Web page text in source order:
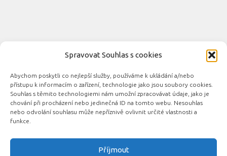
Spravovat Souhlas s cookies
Abychom poskytli co nejlepší služby, používáme k ukládání a/nebo
přístupu k informacím o zařízení, technologie jako jsou soubory cookies.
Souhlas s těmito technologiemi nám umožní zpracovávat údaje, jako je
chování při procházení nebo jedinečná ID na tomto webu. Nesouhlas
nebo odvolání souhlasu může nepříznivě ovlivnit určité vlastnosti a
funkce.
Příjmout
Novinky automobilového průmyslu © 2026. Všechna práva
vyhrazena.
Podporováno - Designed with the Hueman theme